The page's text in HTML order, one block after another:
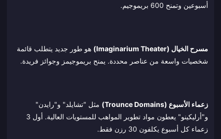
أسبوعين وتمنح 600 بريموجيم.
مسرح الخيال (Imaginarium Theater)
هو طور جديد يتطلب قائمة
شخصيات واسعة من عناصر محددة. يمنح بريموجيمز وجوائز فريدة.
زعماء الأسبوع (Trounce Domains)
مثل "تشايلد" و"رايدن"
و"أرليكينو" يعطون مواد تطوير المواهب للمستويات العالية. أول 3
زعماء كل أسبوع يكلفون 30 رزن فقط.